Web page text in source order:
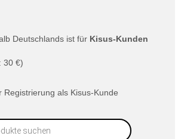
Deutschlands ist für Kisus-Kunden
30 €)
Registrierung als Kisus-Kunde